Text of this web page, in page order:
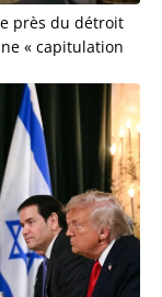
près du détroit
« capitulation